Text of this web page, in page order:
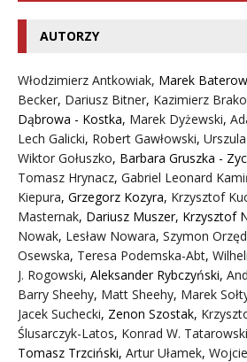
AUTORZY
Włodzimierz Antkowiak, Marek
Becker, Dariusz Bitner, Kazimierz
Dąbrowa - Kostka, Marek Dyżewski,
Lech Galicki, Robert Gawłowski,
Wiktor Gołuszko, Barbara Gruszka -
Tomasz Hrynacz, Gabriel Leonard
Kiepura, Grzegorz Kozyra, Krzysztof
Masternak, Dariusz Muszer, Krzysztof
Nowak, Lesław Nowara, Szymon
Osewska, Teresa Podemska-Abt,
J. Rogowski, Aleksander Rybczyński,
Barry Sheehy, Matt Sheehy, Marek
Jacek Suchecki, Zenon Szostak,
Ślusarczyk-Latos, Konrad W. Tatarowski
Tomasz Trzciński, Artur Ułamek,